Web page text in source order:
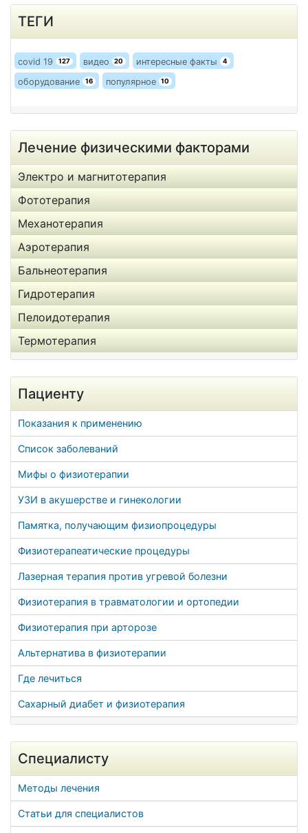
ТЕГИ
covid 19 127 видео 20 интересные факты 4
оборудование 16 популярное 10
Лечение физическими факторами
Электро и магнитотерапия
Фототерапия
Механотерапия
Аэротерапия
Бальнеотерапия
Гидротерапия
Пелоидотерапия
Термотерапия
Пациенту
Показания к применению
Список заболеваний
Мифы о физиотерапии
УЗИ в акушерстве и гинекологии
Памятка, получающим физиопроцедуры
Физиотерапеатические процедуры
Лазерная терапия против угревой болезни
Физиотерапия в травматологии и ортопедии
Физиотерапия при арторозе
Альтернатива в физиотерапии
Где лечиться
Сахарный диабет и физиотерапия
Специалисту
Методы лечения
Статьи для специалистов